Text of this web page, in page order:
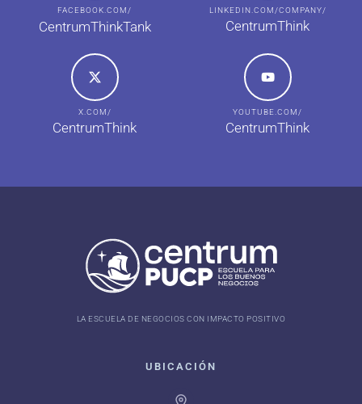
FACEBOOK.COM/
CentrumThinkTank
LINKEDIN.COM/COMPANY/
CentrumThink
X.COM/
CentrumThink
YOUTUBE.COM/
CentrumThink
LA ESCUELA DE NEGOCIOS CON IMPACTO POSITIVO
UBICACIÓN